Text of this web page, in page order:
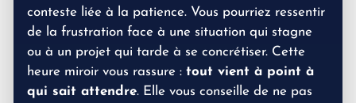
conteste liée à la patience. Vous pourriez ressentir
de la frustration face à une situation qui stagne
ou à un projet qui tarde à se concrétiser. Cette
heure miroir vous rassure : tout vient à point à
qui sait attendre. Elle vous conseille de ne pas